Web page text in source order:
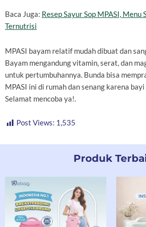
Baca Juga: Resep Sayur Sop MPASI, Menu
Ternutrisi
MPASI bayam relatif mudah dibuat dan
Bayam mengandung vitamin, serat, dan
untuk pertumbuhannya. Bunda bisa
MPASI ini di rumah dan senang karena
Selamat mencoba ya!.
Post Views: 1,535
Produk